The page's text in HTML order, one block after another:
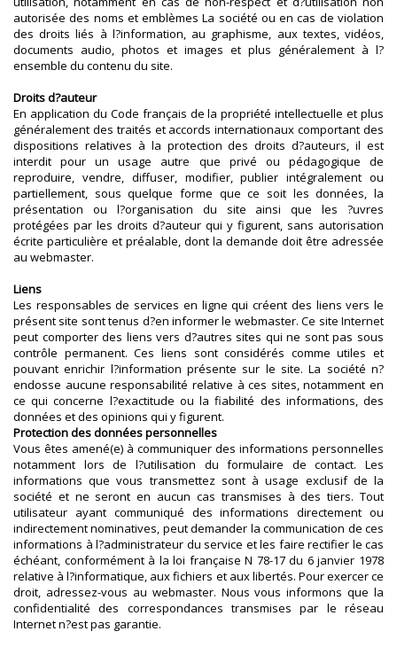
autorisée des noms et emblèmes La société ou en cas de violation
des droits liés à l?information, au graphisme, aux textes, vidéos,
documents audio, photos et images et plus généralement à l?
ensemble du contenu du site.
Droits d?auteur
En application du Code français de la propriété intellectuelle et plus
généralement des traités et accords internationaux comportant des
dispositions relatives à la protection des droits d?auteurs, il est
interdit pour un usage autre que privé ou pédagogique de
reproduire, vendre, diffuser, modifier, publier intégralement ou
partiellement, sous quelque forme que ce soit les données, la
présentation ou l?organisation du site ainsi que les ?uvres
protégées par les droits d?auteur qui y figurent, sans autorisation
écrite particulière et préalable, dont la demande doit être adressée
au webmaster.
Liens
Les responsables de services en ligne qui créent des liens vers le
présent site sont tenus d?en informer le webmaster. Ce site Internet
peut comporter des liens vers d?autres sites qui ne sont pas sous
contrôle permanent. Ces liens sont considérés comme utiles et
pouvant enrichir l?information présente sur le site. La société n?
endosse aucune responsabilité relative à ces sites, notamment en
ce qui concerne l?exactitude ou la fiabilité des informations, des
données et des opinions qui y figurent.
Protection des données personnelles
Vous êtes amené(e) à communiquer des informations personnelles
notamment lors de l?utilisation du formulaire de contact. Les
informations que vous transmettez sont à usage exclusif de la
société et ne seront en aucun cas transmises à des tiers. Tout
utilisateur ayant communiqué des informations directement ou
indirectement nominatives, peut demander la communication de ces
informations à l?administrateur du service et les faire rectifier le cas
échéant, conformément à la loi française N 78-17 du 6 janvier 1978
relative à l?informatique, aux fichiers et aux libertés. Pour exercer ce
droit, adressez-vous au webmaster. Nous vous informons que la
confidentialité des correspondances transmises par le réseau
Internet n?est pas garantie.